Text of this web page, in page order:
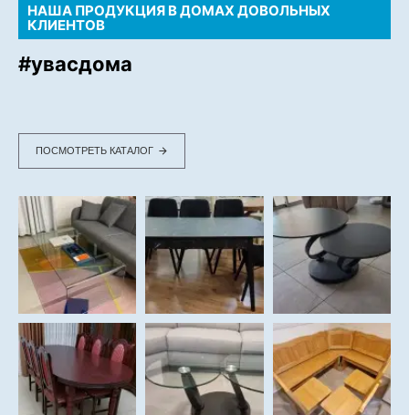
НАША ПРОДУКЦИЯ В ДОМАХ ДОВОЛЬНЫХ
КЛИЕНТОВ
#увасдома
ПОСМОТРЕТЬ КАТАЛОГ